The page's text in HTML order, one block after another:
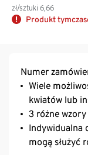
zł/sztuki 6,66
Produkt
Numer
Wiele
kwiatów lub
3 różne
Indywidualna
mogą służyć